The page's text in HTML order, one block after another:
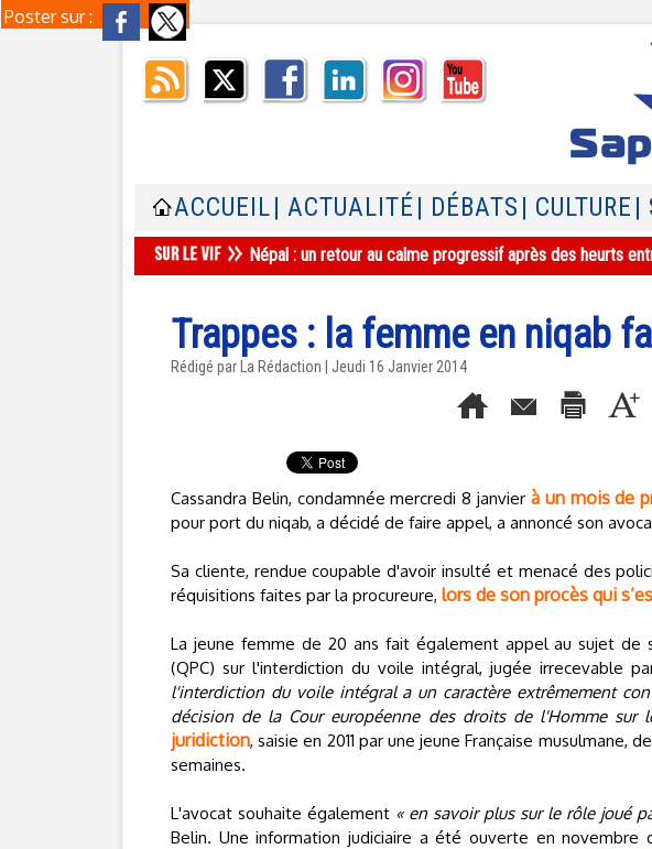
Poster sur :
ACCUEIL | ACTUALITÉ | DÉBATS | CULTURE
Népal : un retour au calme progressif après des heurts
Trappes : la femme en niqab
Rédigé par La Rédaction | Jeudi 16 Janvier 2014
Cassandra Belin, condamnée mercredi 8 janvier à un mois de
pour port du niqab, a décidé de faire appel, a annoncé son
Sa cliente, rendue coupable d'avoir insulté et menacé des
réquisitions faites par la procureure, lors de son procès qui
La jeune femme de 20 ans fait également appel au sujet de
(QPC) sur l'interdiction du voile intégral, jugée irrecevable
l'interdiction du voile intégral a un caractère extrêmement
décision de la Cour européenne des droits de l'Homme sur
juridiction, saisie en 2011 par une jeune Française musulmane,
semaines.
L'avocat souhaite également « en savoir plus sur le rôle joué
Belin. Une information judiciaire a été ouverte en novembre